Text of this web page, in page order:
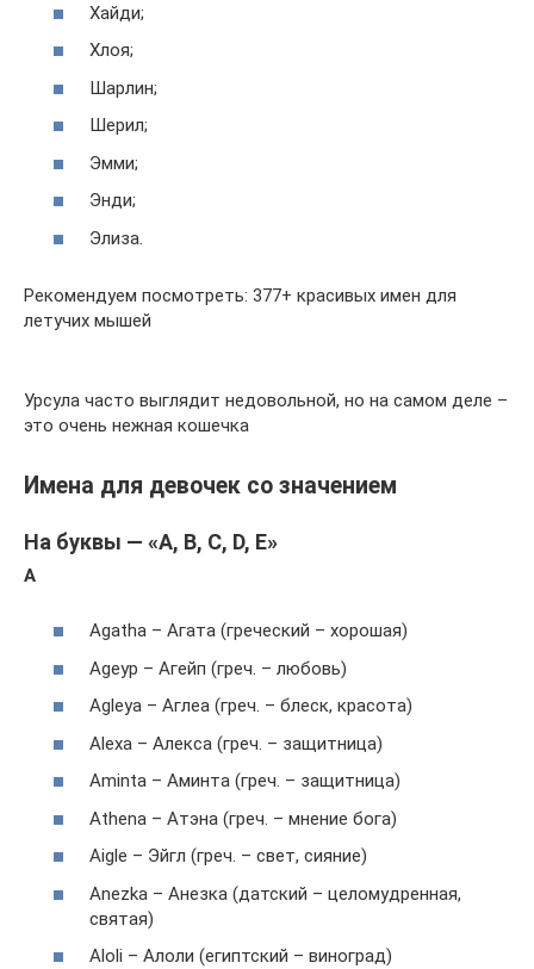
Хайди;
Хлоя;
Шарлин;
Шерил;
Эмми;
Энди;
Элиза.
Рекомендуем посмотреть: 377+ красивых имен для
летучих мышей
Урсула часто выглядит недовольной, но на самом деле –
это очень нежная кошечка
Имена для девочек со значением
На буквы — «A, B, C, D, E»
A
Agatha – Агата (греческий – хорошая)
Ageyp – Агейп (греч. – любовь)
Agleya – Аглеа (греч. – блеск, красота)
Alexa – Алекса (греч. – защитница)
Aminta – Аминта (греч. – защитница)
Athena – Атэна (греч. – мнение бога)
Aigle – Эйгл (греч. – свет, сияние)
Anezka – Анезка (датский – целомудренная,
святая)
Aloli – Алоли (египтский – виноград)